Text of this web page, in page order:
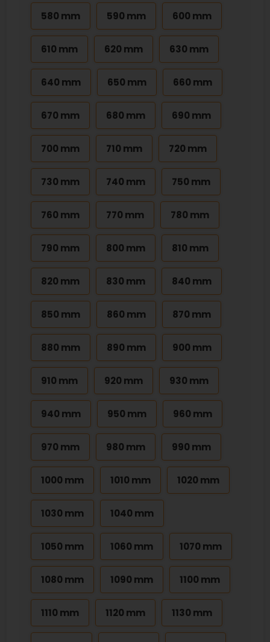
580 mm 590 mm 600 mm
610 mm 620 mm 630 mm
640 mm 650 mm 660 mm
670 mm 680 mm 690 mm
700 mm 710 mm 720 mm
730 mm 740 mm 750 mm
760 mm 770 mm 780 mm
790 mm 800 mm 810 mm
820 mm 830 mm 840 mm
850 mm 860 mm 870 mm
880 mm 890 mm 900 mm
910 mm 920 mm 930 mm
940 mm 950 mm 960 mm
970 mm 980 mm 990 mm
1000 mm 1010 mm 1020 mm
1030 mm 1040 mm
1050 mm 1060 mm 1070 mm
1080 mm 1090 mm 1100 mm
1110 mm 1120 mm 1130 mm